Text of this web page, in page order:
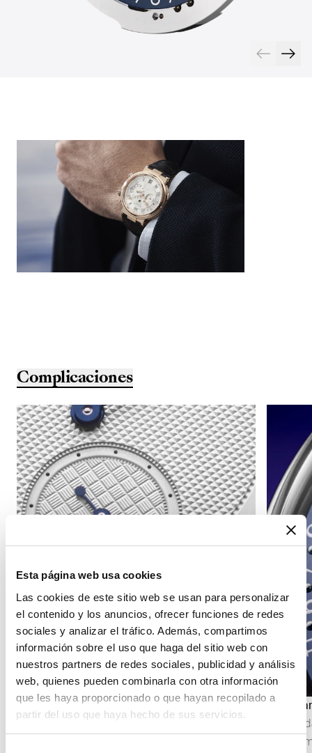
Esta página web usa cookies
Las cookies de este sitio web se usan para personalizar
el contenido y los anuncios, ofrecer funciones de redes
sociales y analizar el tráfico. Además, compartimos
información sobre el uso que haga del sitio web con
nuestros partners de redes sociales, publicidad y análisis
web, quienes pueden combinarla con otra información
que les haya proporcionado o que hayan recopilado a
partir del uso que haya hecho de sus servicios.
Complicaciones
Indicación de los segundos
La indicación de los segundos permite seguir
El